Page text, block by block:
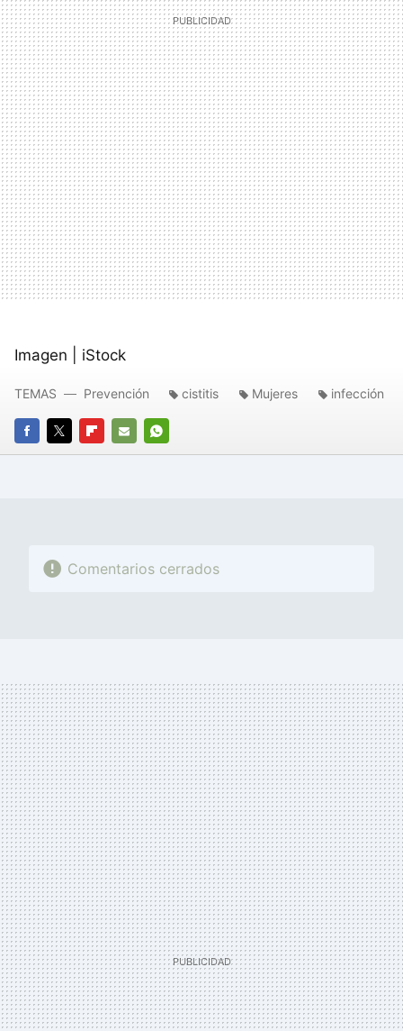
Imagen | iStock
FACEBOOK
TWITTERFLIPBOARD
E-
WHATSAPP
TEMAS Prevención cistitis Mujeres infección
Comentarios cerrados